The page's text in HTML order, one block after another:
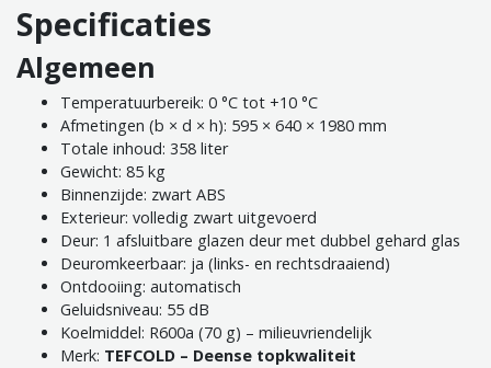
Specificaties
Algemeen
Temperatuurbereik: 0 °C tot +10 °C
Afmetingen (b × d × h): 595 × 640 × 1980 mm
Totale inhoud: 358 liter
Gewicht: 85 kg
Binnenzijde: zwart ABS
Exterieur: volledig zwart uitgevoerd
Deur: 1 afsluitbare glazen deur met dubbel gehard glas
Deuromkeerbaar: ja (links- en rechtsdraaiend)
Ontdooiing: automatisch
Geluidsniveau: 55 dB
Koelmiddel: R600a (70 g) – milieuvriendelijk
Merk: TEFCOLD – Deense topkwaliteit